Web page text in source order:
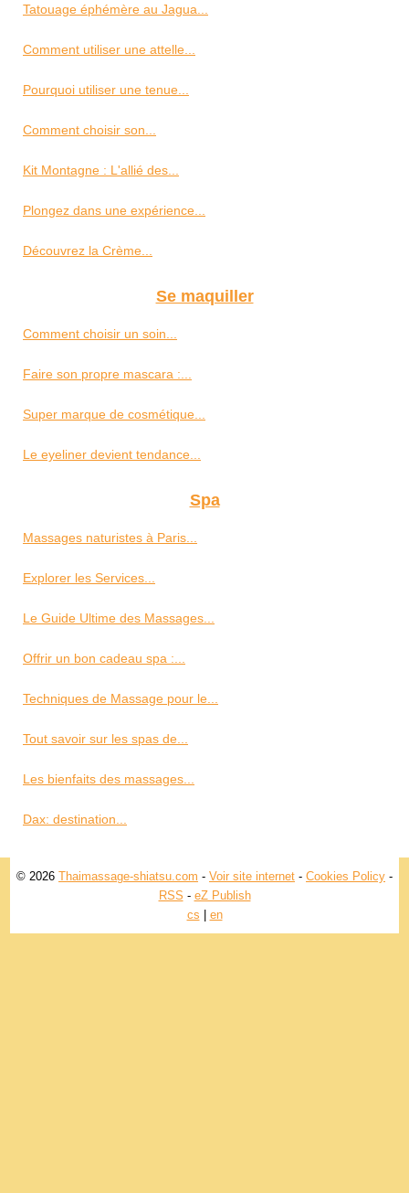
Tatouage éphémère au Jagua...
Comment utiliser une attelle...
Pourquoi utiliser une tenue...
Comment choisir son...
Kit Montagne : L'allié des...
Plongez dans une expérience...
Découvrez la Crème...
Se maquiller
Comment choisir un soin...
Faire son propre mascara :...
Super marque de cosmétique...
Le eyeliner devient tendance...
Spa
Massages naturistes à Paris...
Explorer les Services...
Le Guide Ultime des Massages...
Offrir un bon cadeau spa :...
Techniques de Massage pour le...
Tout savoir sur les spas de...
Les bienfaits des massages...
Dax: destination...
© 2026 Thaimassage-shiatsu.com - Voir site internet - Cookies Policy -
RSS - eZ Publish
cs
en